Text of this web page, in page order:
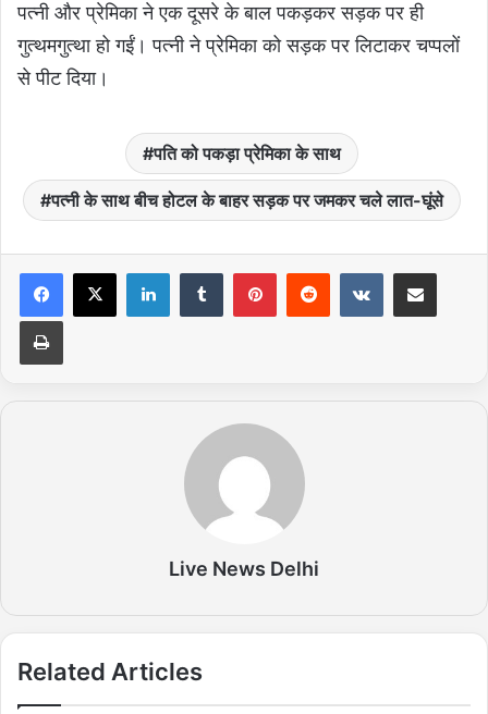
पत्नी और प्रेमिका ने एक दूसरे के बाल पकड़कर सड़क पर ही
गुत्थमगुत्था हो गईं। पत्नी ने प्रेमिका को सड़क पर लिटाकर चप्पलों
से पीट दिया।
पति को पकड़ा प्रेमिका के साथ
पत्नी के साथ बीच होटल के बाहर सड़क पर जमकर चले लात-घूंसे
Live News Delhi
Related Articles